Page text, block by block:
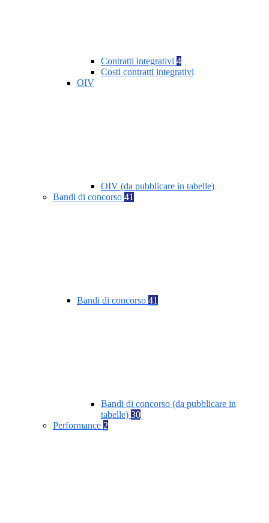
Contratti integrativi 4
Costi contratti integrativi
OIV
OIV (da pubblicare in tabelle)
Bandi di concorso 41
Bandi di concorso 41
Bandi di concorso (da pubblicare in
tabelle) 30
Performance 2